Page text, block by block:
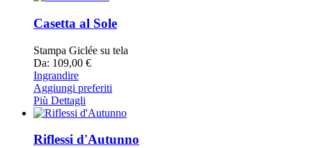
Casetta al Sole
Stampa Giclée su tela
Da: 109,00 €
Ingrandire
Aggiungi preferiti
Più Dettagli
Riflessi d'Autunno